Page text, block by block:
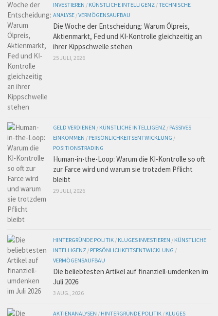
INVESTIEREN / KÜNSTLICHE INTELLIGENZ /TECHNISCHE
ANALYSE /VERMÖGENSAUFBAU
Die Woche der Entscheidung: Warum Ölpreis,
Aktienmarkt, Fed und KI-Kontrolle gleichzeitig an
ihrer Kippschwelle stehen
25 JULI, 2026
GELD VERDIENEN / KÜNSTLICHE INTELLIGENZ / PASSIVES
EINKOMMEN / PERSÖNLICHKEITSENTWICKLUNG /
POSITIONSTRADING
Human-in-the-Loop: Warum die KI-Kontrolle so oft
zur Farce wird und warum sie trotzdem Pflicht
bleibt
29 JULI, 2026
HINTERGRÜNDE POLITIK / KLUGES INVESTIEREN / KÜNSTLICHE
INTELLIGENZ / PERSÖNLICHKEITSENTWICKLUNG /
VERMÖGENSAUFBAU
Die beliebtesten Artikel auf finanziell-umdenken im
Juli 2026
3 AUG., 2026
AKTIENANALYSEN / HINTERGRÜNDE POLITIK / KLUGES